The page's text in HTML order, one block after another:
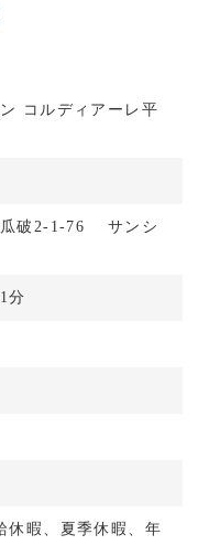
コルディアーレ平
瓜破2-1-76 サンシ
分
休暇、夏季休暇、年